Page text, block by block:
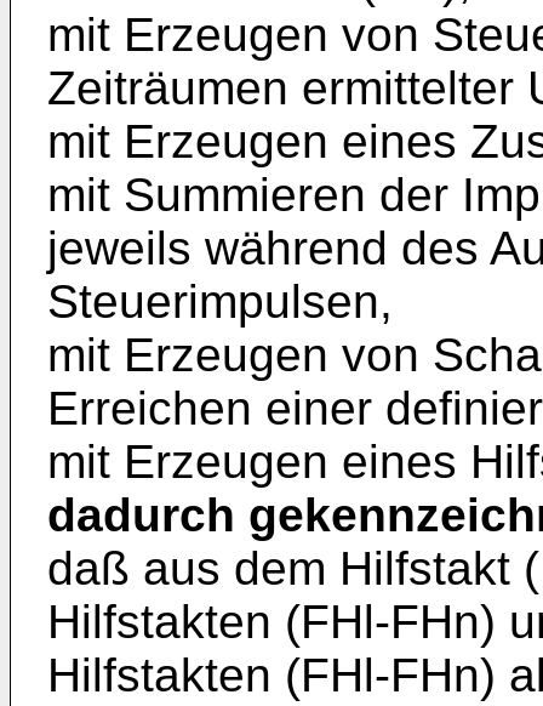
mit Erzeugen von
Zeiträumen ermittelter
mit Erzeugen eines
mit Summieren der
jeweils während des
Steuerimpulsen,
mit Erzeugen von
Erreichen einer
mit Erzeugen eines
dadurch
daß aus dem Hilfstakt
Hilfstakten (FHl-FHn)
Hilfstakten (FHl-FHn)